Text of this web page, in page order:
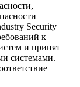
Security
к
и принят
системами.